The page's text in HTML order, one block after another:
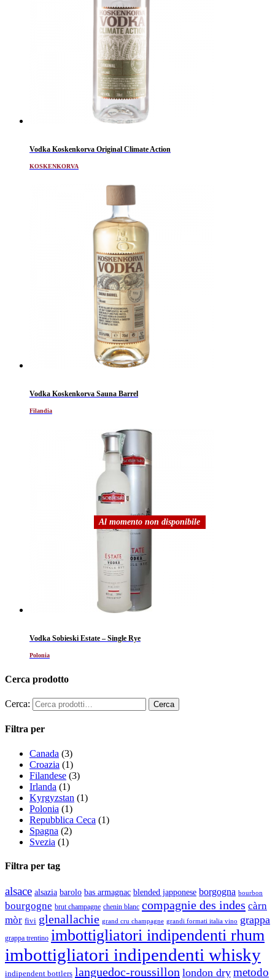
Vodka Koskenkorva Original Climate Action
KOSKENKORVA
Vodka Koskenkorva Sauna Barrel
Filandia
Al momento non disponibile
Vodka Sobieski Estate – Single Rye
Polonia
Cerca prodotto
Cerca:
Filtra per
Canada (3)
Croazia (1)
Filandese (3)
Irlanda (1)
Kyrgyzstan (1)
Polonia (1)
Repubblica Ceca (1)
Spagna (2)
Svezia (1)
Filtra per tag
alsace alsazia barolo bas armagnac blended japponese borgogna bourbon
bourgogne brut champagne chenin blanc compagnie des indes càrn
mòr fivi glenallachie grand cru champagne grandi formati italia vino grappa
grappa trentino imbottigliatori indipendenti rhum
imbottigliatori indipendenti whisky
indipendent bottlers languedoc-roussillon london dry metodo